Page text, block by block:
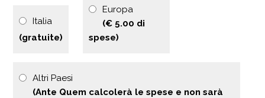
Italia
(gratuite)
Europa
(€ 5.00 di
spese)
Altri Paesi
(Ante Quem calcolerà le spese e non sarà